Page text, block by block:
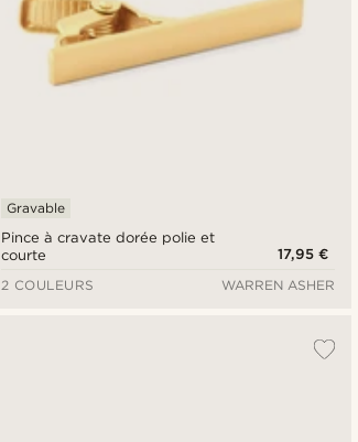
Pince à cravate dorée polie et
courte
Gravable
17,95 €
2 COULEURS
WARREN ASHER